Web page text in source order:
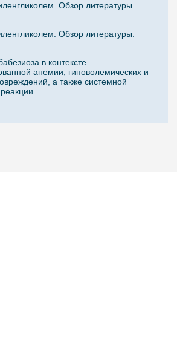
Обзор литературы.
Обзор литературы.
в контексте
анемии, гиповолемических и
а также системной